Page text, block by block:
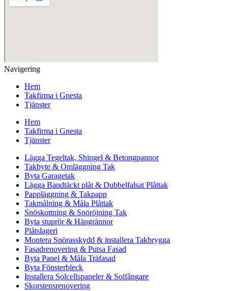
Navigering
Hem
Takfirma i Gnesta
Tjänster
Hem
Takfirma i Gnesta
Tjänster
Lägga Tegeltak, Shingel & Betongpannor
Takbyte & Omläggning Tak
Byta Garagetak
Lägga Bandtäckt plåt & Dubbelfalsat Plåttak
Pappläggning & Takpapp
Takmålning & Måla Plåttak
Snöskottning & Snöröjning Tak
Byta stuprör & Hängrännor
Plåtslageri
Montera Snörasskydd & installera Takbrygga
Fasadrenovering & Putsa Fasad
Byta Panel & Måla Träfasad
Byta Fönsterbleck
Installera Solcellspaneler & Solfångare
Skorstensrenovering